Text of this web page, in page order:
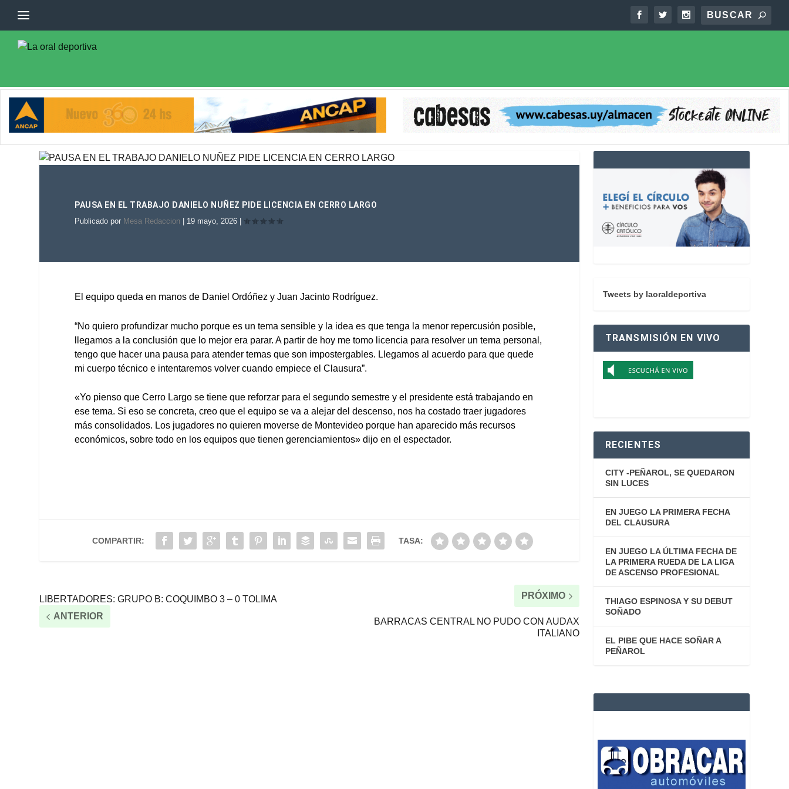
PAUSA EN EL TRABAJO DANIELO NUÑEZ PIDE LICENCIA EN CERRO LARGO
Publicado por Mesa Redaccion 19 mayo, 2026
El equipo queda en manos de Daniel Ordóñez y Juan Jacinto Rodríguez.
“No quiero profundizar mucho porque es un tema sensible y la idea es que tenga la menor repercusión posible,
llegamos a la conclusión que lo mejor era parar. A partir de hoy me tomo licencia para resolver un tema personal,
tengo que hacer una pausa para atender temas que son impostergables. Llegamos al acuerdo para que quede
mi cuerpo técnico e intentaremos volver cuando empiece el Clausura”.
«Yo pienso que Cerro Largo se tiene que reforzar para el segundo semestre y el presidente está trabajando en
ese tema. Si eso se concreta, creo que el equipo se va a alejar del descenso, nos ha costado traer jugadores
más consolidados. Los jugadores no quieren moverse de Montevideo porque han aparecido más recursos
económicos, sobre todo en los equipos que tienen gerenciamientos» dijo en el espectador.
COMPARTIR: TASA:
LIBERTADORES: GRUPO B: COQUIMBO 3 – 0 TOLIMA
ANTERIOR
PRÓXIMO
BARRACAS CENTRAL NO PUDO CON AUDAX
ITALIANO
Tweets by laoraldeportiva
TRANSMISIÓN EN VIVO
RECIENTES
CITY -PEÑAROL, SE QUEDARON
SIN LUCES
EN JUEGO LA PRIMERA FECHA
DEL CLAUSURA
EN JUEGO LA ÚLTIMA FECHA DE
LA PRIMERA RUEDA DE LA LIGA
DE ASCENSO PROFESIONAL
THIAGO ESPINOSA Y SU DEBUT
SOÑADO
EL PIBE QUE HACE SOÑAR A
PEÑAROL